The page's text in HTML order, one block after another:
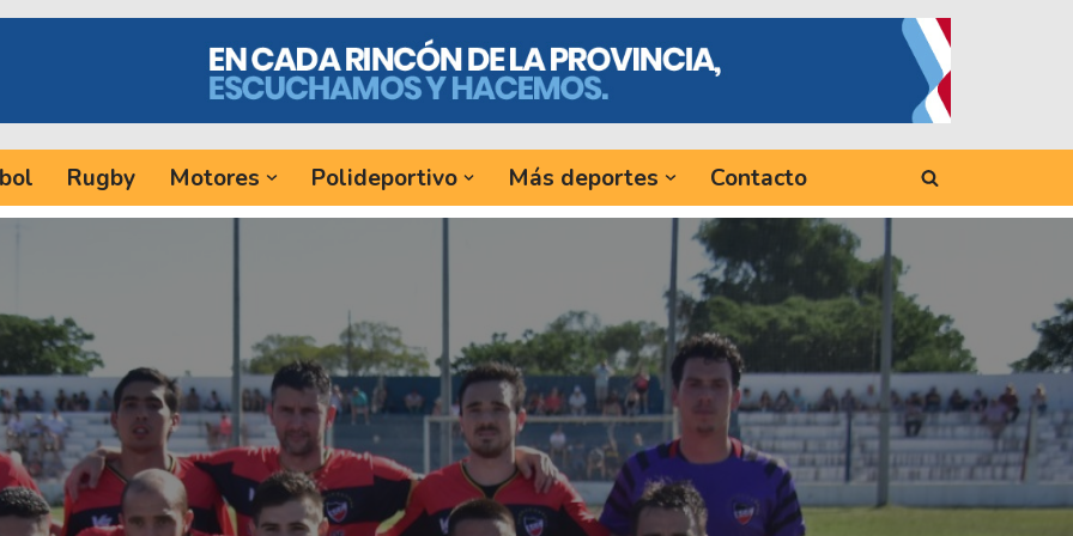
Rugby Motores Polideportivo Más deportes Contacto